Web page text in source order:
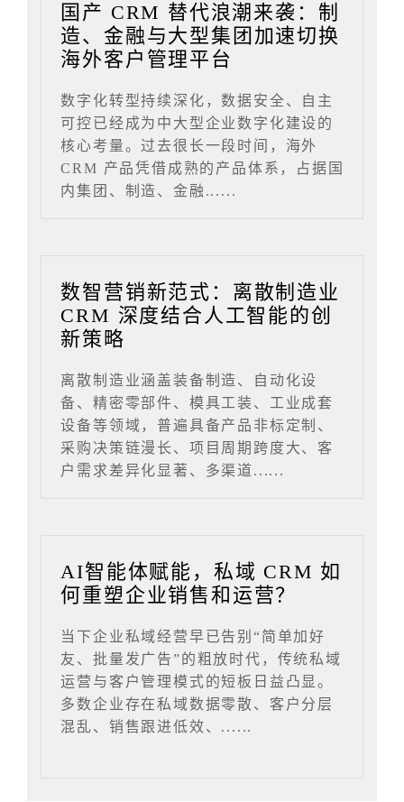
国产 CRM 替代浪潮来袭：制
造、金融与大型集团加速切换
海外客户管理平台
数字化转型持续深化，数据安全、自主
可控已经成为中大型企业数字化建设的
核心考量。过去很长一段时间，海外
CRM 产品凭借成熟的产品体系，占据国
内集团、制造、金融......
数智营销新范式：离散制造业
CRM 深度结合人工智能的创
新策略
离散制造业涵盖装备制造、自动化设
备、精密零部件、模具工装、工业成套
设备等领域，普遍具备产品非标定制、
采购决策链漫长、项目周期跨度大、客
户需求差异化显著、多渠道......
AI智能体赋能，私域 CRM 如
何重塑企业销售和运营？
当下企业私域经营早已告别“简单加好
友、批量发广告”的粗放时代，传统私域
运营与客户管理模式的短板日益凸显。
多数企业存在私域数据零散、客户分层
混乱、销售跟进低效、......